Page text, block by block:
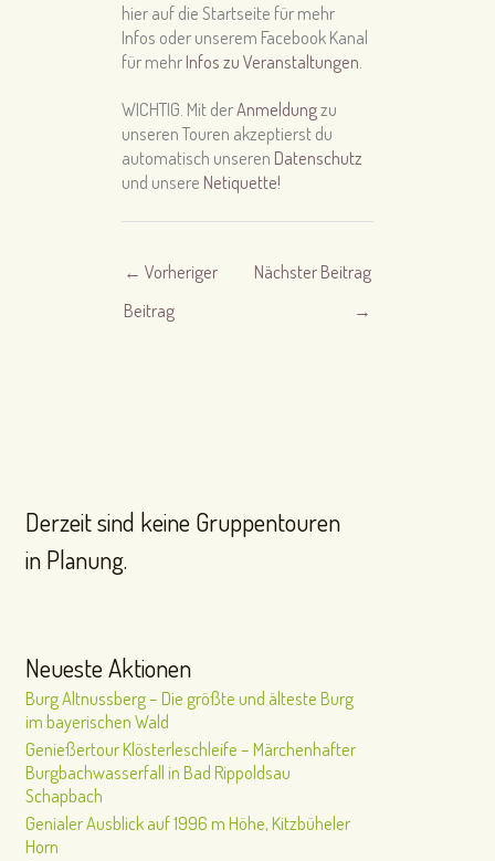
Derzeit sind keine Gruppentouren
in Planung.
Neueste Aktionen
Burg Altnussberg – Die größte und älteste Burg
im bayerischen Wald
Genießertour Klösterleschleife – Märchenhafter
Burgbachwasserfall in Bad Rippoldsau
Schapbach
Genialer Ausblick auf 1996 m Höhe, Kitzbüheler
Horn
hier auf die Startseite für mehr
Infos oder unserem Facebook Kanal
für mehrInfos zu Veranstaltungen.
WICHTIG. Mit derAnmeldungzu
unseren Touren akzeptierst du
automatisch unseren Datenschutz
und unsere Netiquette!
← Vorheriger
Beitrag
Nächster Beitrag
→